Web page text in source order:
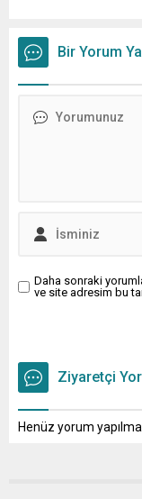
üzerine çıkarak yaz
Bir Yorum
Daha sonraki
ve site adresim bu
Ziyaretçi
Henüz yorum